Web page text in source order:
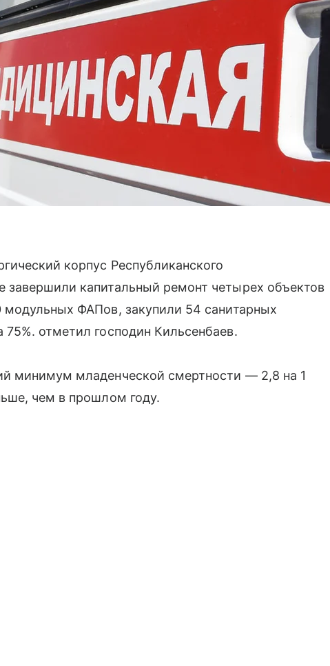
корпус Республиканского
завершили капитальный ремонт четырех объектов
модульных ФАПов, закупили 54 санитарных
отметил господин Кильсенбаев.
минимум младенческой смертности — 2,8 на 1
чем в прошлом году.